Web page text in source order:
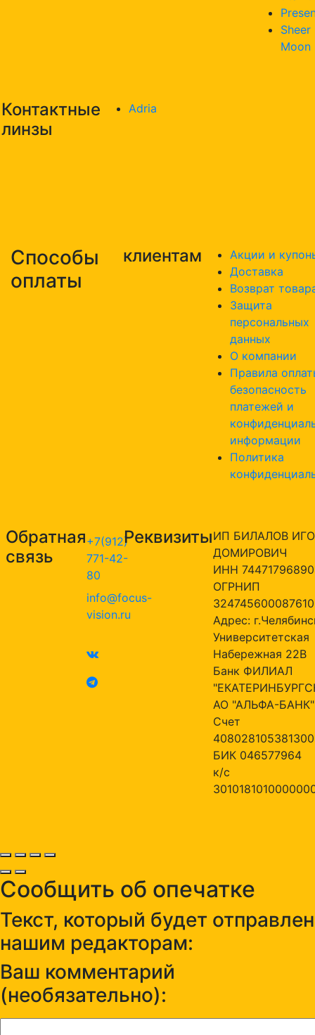
Sheer
Moon
Контактные
линзы
Adria
Способы
оплаты
клиентам
Акции и
Доставка
Возврат
Защита
персональных
данных
О компании
Правила
безопасность
платежей и
информации
Политика
Обратная
связь
+7(912)
771-42-
80
info@focus-
vision.ru
РеквизитыИП БИЛАЛОВ
ДОМИРОВИЧ
ИНН
ОГРНИП
324745600087610
Адрес:
Университетская
Набережная 22В
Банк ФИЛИАЛ
АО "АЛЬФА-БАНК"
Счет
БИК 046577964
к/с
Сообщить об опечатке
Текст, который будет отправлен
нашим редакторам:
Ваш комментарий
(необязательно):